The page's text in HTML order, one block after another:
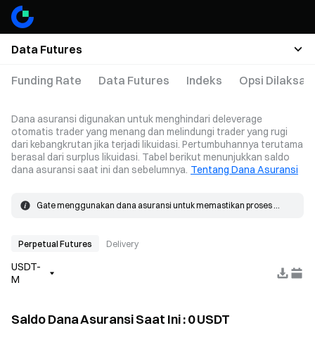
Data Futures
Funding Rate Data Futures Indeks Opsi
Dana asuransi digunakan untuk menghindari deleverage
otomatis trader yang menang dan melindungi trader yang rugi
dari kebangkrutan jika terjadi likuidasi. Pertumbuhannya terutama
berasal dari surplus likuidasi. Tabel berikut menunjukkan saldo
dana asuransi saat ini dan sebelumnya. Tentang Dana Asuransi
Gate menggunakan dana asuransi untuk memastikan proses
tersebut.
disesuaikan dengan harga pasar. Jika harga isi aktual lebih baik
asuransi.
Perpetual Futures Delivery
USDT-
M
Saldo Dana Asuransi Saat Ini:0USDT